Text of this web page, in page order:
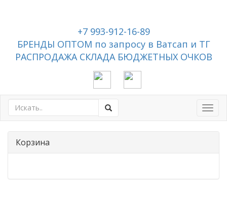
+7 993-912-16-89
БРЕНДЫ ОПТОМ по запросу в Ватсап и ТГ
РАСПРОДАЖА СКЛАДА БЮДЖЕТНЫХ ОЧКОВ
Корзина